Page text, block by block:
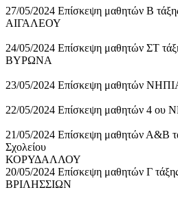
27/05/2024 Επίσκεψη μαθητών Β
ΑΙΓΑΛΕΟΥ
24/05/2024 Επίσκεψη μαθητών ΣΤ
ΒΥΡΩΝΑ
23/05/2024 Επίσκεψη μαθητών
22/05/2024 Επίσκεψη μαθητών 4
21/05/2024 Επίσκεψη μαθητών Α&Β
Σχολείου
ΚΟΡΥΔΑΛΛΟΥ
20/05/2024 Επίσκεψη μαθητών Γ
ΒΡΙΛΗΣΣΙΩΝ